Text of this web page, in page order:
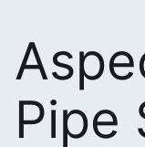
Pipe